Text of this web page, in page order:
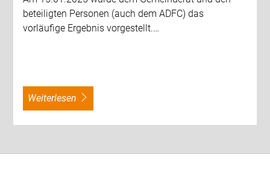
beteiligten Personen (auch dem ADFC) das
vorläufige Ergebnis vorgestellt.…
weiterlesen